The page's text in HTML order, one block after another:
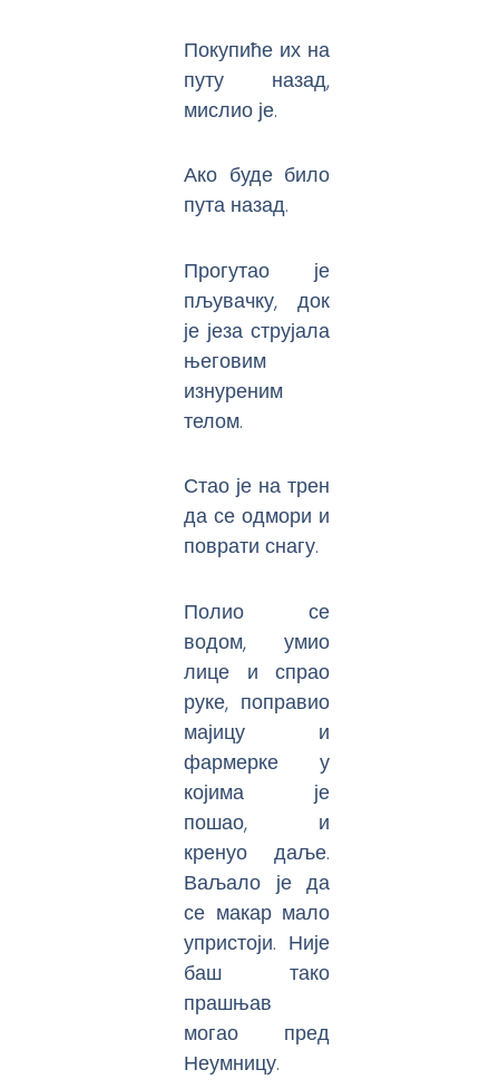
Покупиће их на
путу назад,
мислио је.
Ако буде било
пута назад.
Прогутао је
пљувачку, док
је језа струјала
његовим
изнуреним
телом.
Стао је на трен
да се одмори и
поврати снагу.
Полио се
водом, умио
лице и спрао
руке, поправио
мајицу и
фармерке у
којима је
пошао, и
кренуо даље.
Ваљало је да
се макар мало
упристоји. Није
баш тако
прашњав
могао пред
Неумницу.